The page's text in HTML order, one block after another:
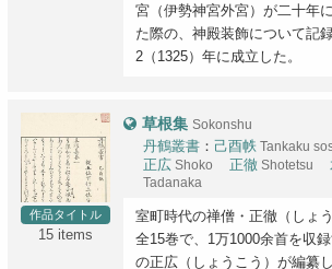
宮（伊勢神宮外宮）が二十年
た際の、神殿装飾について記
2（1325）年に成立した。
作品タイトル
15 items
草根集 Sokonshu
丹鶴叢書： 己酉帙 Tankaku
正広Shoko 正徹 Shotetsu
Tadanaka
室町時代の禅僧・正徹（しょ
全15巻で、1万1000余首を収
の正広（しょうこう）が編纂し